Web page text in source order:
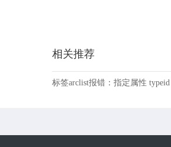
相关推荐
标签arclist报错：指定属性